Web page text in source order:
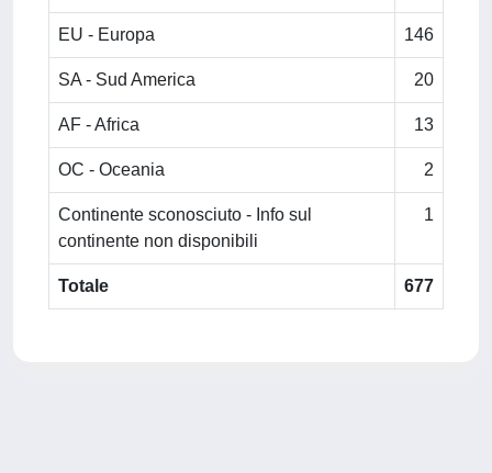
EU - Europa 146
SA - Sud America 20
AF - Africa 13
OC - Oceania 2
Continente sconosciuto - Info sul
continente non disponibili
1
Totale 677